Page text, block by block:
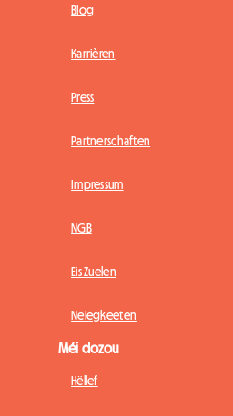
Blog
Karrièren
Press
Partnerschaften
Impressum
NGB
Eis Zuelen
Neiegkeeten
Méi dozou
Hëllef